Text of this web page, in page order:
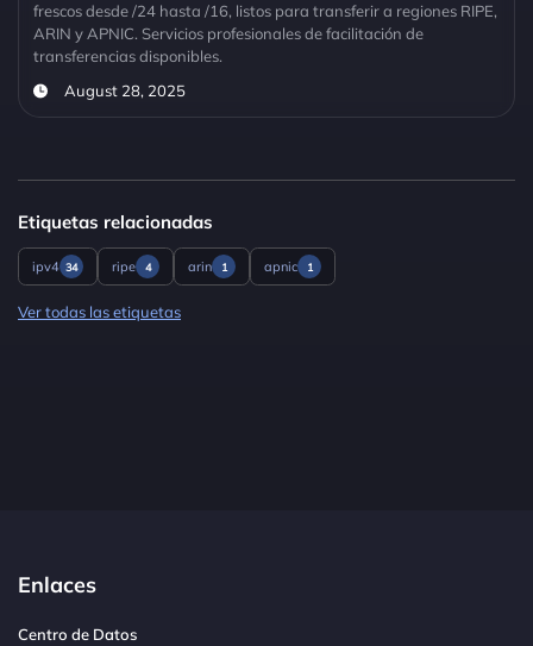
frescos desde /24 hasta /16, listos para transferir a regiones RIPE,
ARIN y APNIC. Servicios profesionales de facilitación de
transferencias disponibles.
August 28, 2025
Etiquetas relacionadas
ipv4 34 ripe 4 arin 1 apnic 1
Ver todas las etiquetas
Enlaces
Centro de Datos